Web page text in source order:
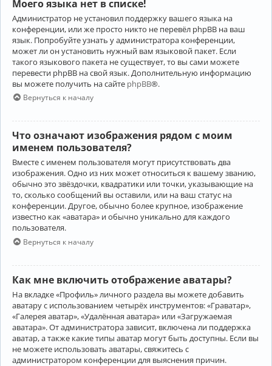
Моего языка нет в списке!
Администратор не установил поддержку вашего языка на
конференции, или же просто никто не перевёл phpBB на ваш
язык. Попробуйте узнать у администратора конференции,
может ли он установить нужный вам языковой пакет. Если
такого языкового пакета не существует, то вы сами можете
перевести phpBB на свой язык. Дополнительную информацию
вы можете получить на сайте phpBB®.
Вернуться к началу
Что означают изображения рядом с моим
именем пользователя?
Вместе с именем пользователя могут присутствовать два
изображения. Одно из них может относиться к вашему званию,
обычно это звёздочки, квадратики или точки, указывающие на
то, сколько сообщений вы оставили, или на ваш статус на
конференции. Другое, обычно более крупное, изображение
известно как «аватара» и обычно уникально для каждого
пользователя.
Вернуться к началу
Как мне включить отображение аватары?
На вкладке «Профиль» личного раздела вы можете добавить
аватару с использованием четырёх инструментов: «Граватар»,
«Галерея аватар», «Удалённая аватара» или «Загружаемая
аватара». От администратора зависит, включена ли поддержка
аватар, а также какие типы аватар могут быть доступны. Если вы
не можете использовать аватары, свяжитесь с
администратором конференции для выяснения причин.